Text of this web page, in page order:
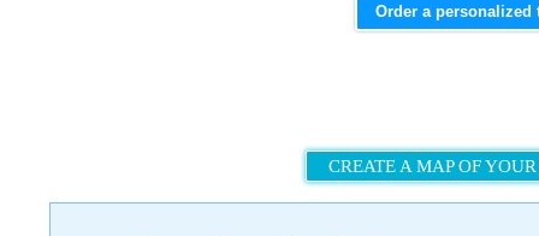
Order a personalized
CREATE A MAP OF